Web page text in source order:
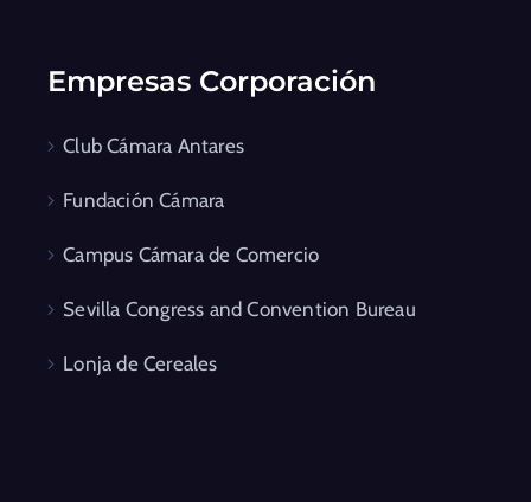
Empresas Corporación
Club Cámara Antares
Fundación Cámara
Campus Cámara de Comercio
Sevilla Congress and Convention Bureau
Lonja de Cereales